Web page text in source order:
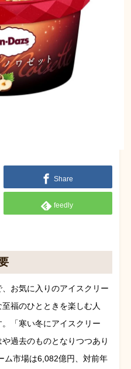
Share
feedly
お気に入りのアイスクリー
福のひとときを楽しむ人
「寒い冬にアイスクリー
過去のものとなりつつあり
ム市場は6,082億円、対前年